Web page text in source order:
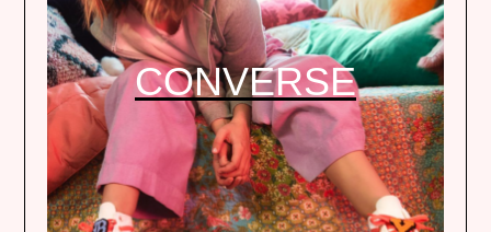
CONVERSE